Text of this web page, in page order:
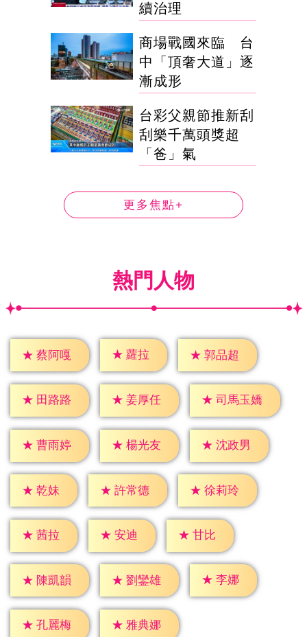
續治理
商場戰國來臨 台
中「頂奢大道」逐
漸成形
台彩父親節推新刮
刮樂千萬頭獎超
「爸」氣
更多焦點+
熱門人物
★ 蔡阿嘎 ★ 蘿拉 ★ 郭品超
★ 田路路 ★ 姜厚任 ★ 司馬玉嬌
★ 曹雨婷 ★ 楊光友 ★ 沈政男
★ 乾妹 ★ 許常德 ★ 徐莉玲
★ 茜拉 ★ 安迪 ★ 甘比
★ 陳凱韻 ★ 劉鑾雄 ★ 李娜
★ 孔麗梅 ★ 雅典娜